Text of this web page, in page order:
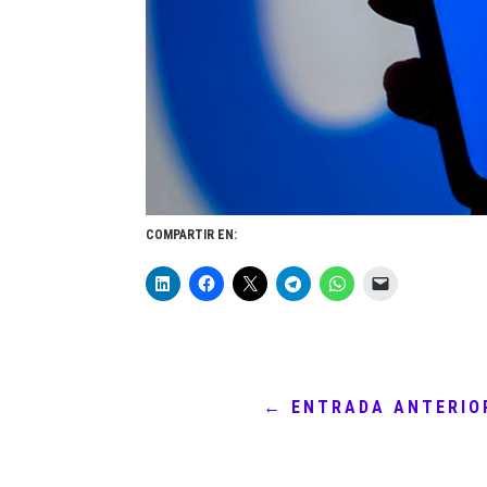
COMPARTIR EN:
← ENTRADA